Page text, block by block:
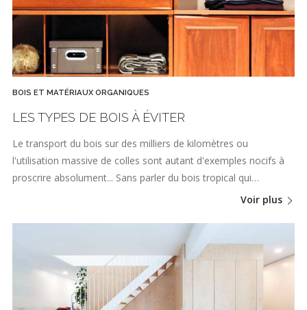
BOIS ET MATÉRIAUX ORGANIQUES
LES TYPES DE BOIS À ÉVITER
Le transport du bois sur des milliers de kilomètres ou
l'utilisation massive de colles sont autant d'exemples nocifs à
proscrire absolument... Sans parler du bois tropical qui…
Voir plus